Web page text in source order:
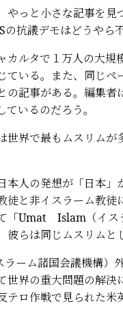
っと小さな記事を
抗議デモはどうやら
ルタで１万人の大
ている。また、同じ
の記事がある。編集
いるのだろう。
界で最もムスリム
人の発想が「日本」
徒と非イスラーム教
「Umat Islam（イス
彼らは同じムスリムと
ーム諸国会議機構）
世界の重大問題の解
テロ作戦で見られた